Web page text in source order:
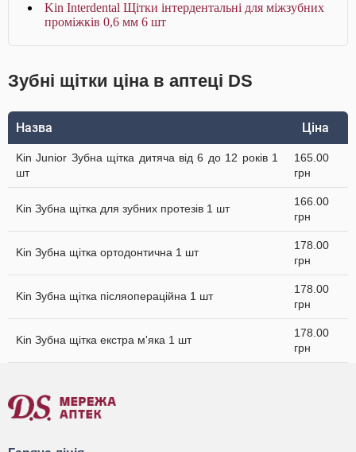
Kin Interdental Щітки інтердентальні для міжзубних
проміжків 0,6 мм 6 шт
Зубні щітки ціна в аптеці DS
Назва Ціна
Kin Junior Зубна щітка дитяча від 6 до 12 років 1
шт
165.00
грн
Kin Зубна щітка для зубних протезів 1 шт
166.00
грн
Kin Зубна щітка ортодонтична 1 шт
178.00
грн
Kin Зубна щітка післяопераційна 1 шт
178.00
грн
Kin Зубна щітка екстра м'яка 1 шт
178.00
грн